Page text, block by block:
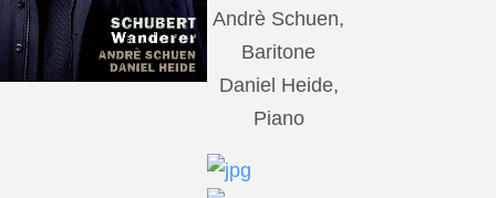
Andrè Schuen,
Baritone
Daniel Heide,
Piano